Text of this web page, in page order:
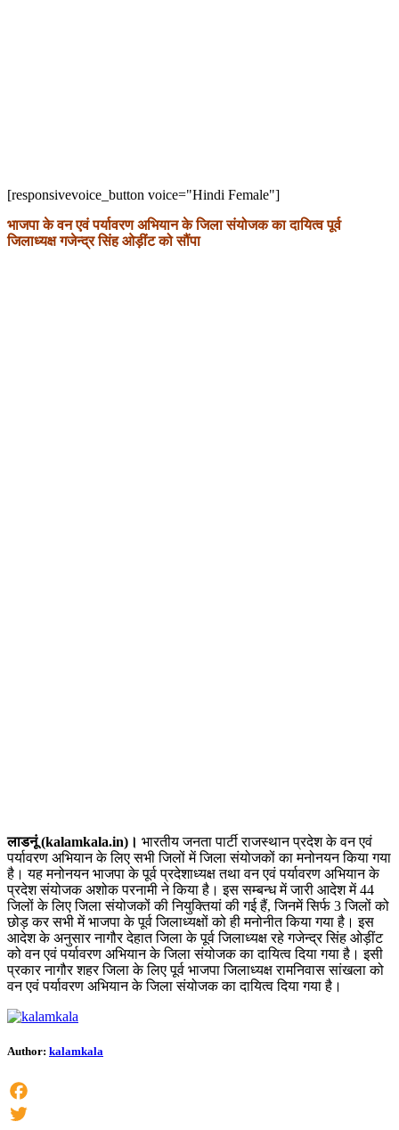
[responsivevoice_button voice="Hindi Female"]
भाजपा के वन एवं पर्यावरण अभियान के जिला संयोजक का दायित्व पूर्व
जिलाध्यक्ष गजेन्द्र सिंह ओड़ींट को सौंपा
लाडनूं (kalamkala.in)। भारतीय जनता पार्टी राजस्थान प्रदेश के वन एवं
पर्यावरण अभियान के लिए सभी जिलों में जिला संयोजकों का मनोनयन किया गया
है। यह मनोनयन भाजपा के पूर्व प्रदेशाध्यक्ष तथा वन एवं पर्यावरण अभियान के
प्रदेश संयोजक अशोक परनामी ने किया है। इस सम्बन्ध में जारी आदेश में 44
जिलों के लिए जिला संयोजकों की नियुक्तियां की गई हैं, जिनमें सिर्फ 3 जिलों को
छोड़ कर सभी में भाजपा के पूर्व जिलाध्यक्षों को ही मनोनीत किया गया है। इस
आदेश के अनुसार नागौर देहात जिला के पूर्व जिलाध्यक्ष रहे गजेन्द्र सिंह ओड़ींट
को वन एवं पर्यावरण अभियान के जिला संयोजक का दायित्व दिया गया है। इसी
प्रकार नागौर शहर जिला के लिए पूर्व भाजपा जिलाध्यक्ष रामनिवास सांखला को
वन एवं पर्यावरण अभियान के जिला संयोजक का दायित्व दिया गया है।
Author: kalamkala
Facebook